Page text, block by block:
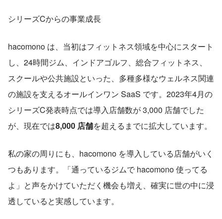
シリーズCからの事業成長
hacomono は、当初はフィットネス領域を中心にスタート
し、24時間ジム、インドアゴルフ、総合フィットネス、
スクールや公共施設といった、多種多様なウェルネス関連
の施設を支えるオールインワン SaaS です。2023年4月の
シリーズC発表時点では導入店舗数が 3,000 店舗でした
が、現在では8,000 店舗を超えるまでに拡大しています。
私の家の周りにも、hacomono を導入している店舗がいく
つもあります。「通っているジムで hacomono 使ってる
よ」と声をかけていただく機会も増え、確実に世の中に浸
透していると実感しています。